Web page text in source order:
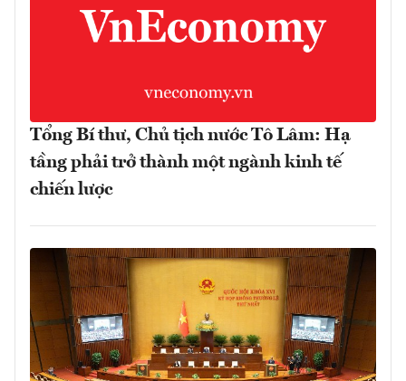
Tổng Bí thư, Chủ tịch nước Tô Lâm: Hạ
tầng phải trở thành một ngành kinh tế
chiến lược